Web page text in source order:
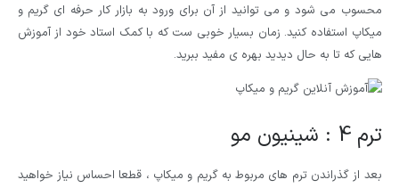
محسوب می شود و می توانید از آن برای ورود به بازار کار حرفه ای گریم و
میکاپ استفاده کنید. زمان بسیار خوبی ست که با کمک استاد خود از آموزش
هایی که تا به حال دیدید بهره ی مفید ببرید.
ترم 4 : شینیون مو
بعد از گذراندن ترم های مربوط به گریم و میکاپ ، قطعا احساس نیاز خواهید